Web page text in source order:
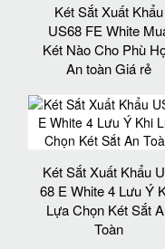
Két Sắt Xuất Khẩu
US68 FE White
Két Nào Cho Phù
An toàn Giá rẻ
Két Sắt Xuất Khẩu
68 E White 4 Lưu Ý
Lựa Chọn Két Sắt
Toàn